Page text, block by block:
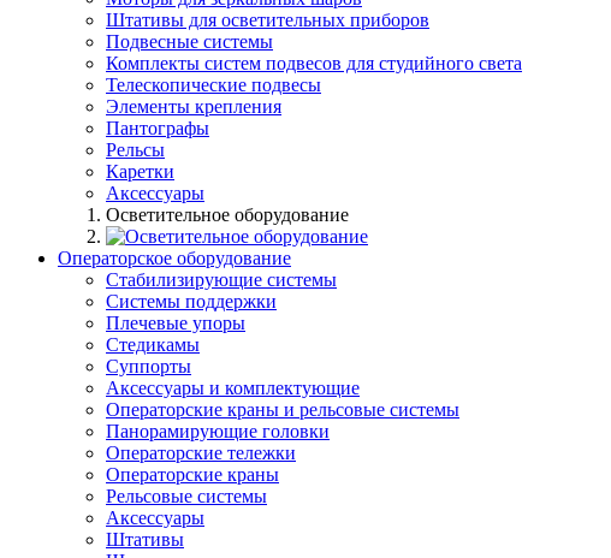
Штативы для осветительных приборов
Подвесные системы
Комплекты систем подвесов для студийного света
Телескопические подвесы
Элементы крепления
Пантографы
Рельсы
Каретки
Аксессуары
Осветительное оборудование
Операторское оборудование
Стабилизирующие системы
Системы поддержки
Плечевые упоры
Стедикамы
Суппорты
Аксессуары и комплектующие
Операторские краны и рельсовые системы
Панорамирующие головки
Операторские тележки
Операторские краны
Рельсовые системы
Аксессуары
Штативы